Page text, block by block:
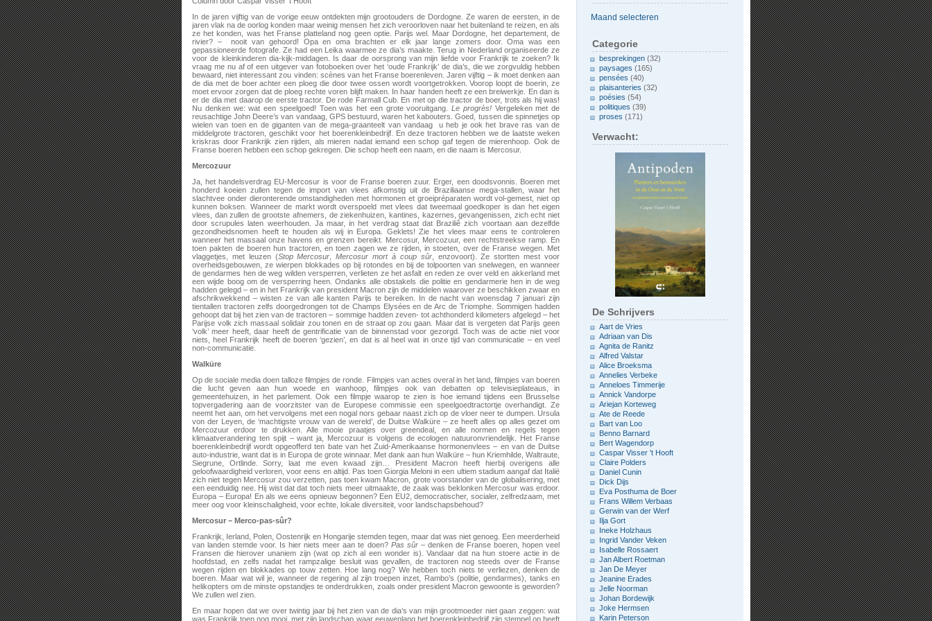
In de jaren vijftig van de vorige eeuw ontdekten mijn grootouders de Dordogne. Ze waren de eersten, in de
jaren vlak na de oorlog konden maar weinig mensen het zich veroorloven naar het buitenland te reizen, en als
ze het konden, was het Franse platteland nog geen optie. Parijs wel. Maar Dordogne, het departement, de
rivier? – nooit van gehoord! Opa en oma brachten er elk jaar lange zomers door. Oma was een
gepassioneerde fotografe. Ze had een Leika waarmee ze dia’s maakte. Terug in Nederland organiseerde ze
voor de kleinkinderen dia-kijk-middagen. Is daar de oorsprong van mijn liefde voor Frankrijk te zoeken? Ik
vraag me nu af of een uitgever van fotoboeken over het ‘oude Frankrijk’ de dia’s, die we zorgvuldig hebben
bewaard, niet interessant zou vinden: scènes van het Franse boerenleven. Jaren vijftig – ik moet denken aan
de dia met de boer achter een ploeg die door twee ossen wordt voortgetrokken. Voorop loopt de boerin, ze
moet ervoor zorgen dat de ploeg rechte voren blijft maken. In haar handen heeft ze een breiwerkje. En dan is
er de dia met daarop de eerste tractor. De rode Farmall Cub. En met op die tractor de boer, trots als hij was!
Nu denken we: wat een speelgoed! Toen was het een grote vooruitgang. Le progrès!Vergeleken met de
reusachtige John Deere’s van vandaag, GPS bestuurd, waren het kabouters. Goed, tussen die spinnetjes op
wielen van toen en de giganten van de mega-graanteelt van vandaag u heb je ook het brave ras van de
middelgrote tractoren, geschikt voor het boerenkleinbedrijf. En deze tractoren hebben we de laatste weken
kriskras door Frankrijk zien rijden, als mieren nadat iemand een schop gaf tegen de mierenhoop. Ook de
Franse boeren hebben een schop gekregen. Die schop heeft een naam, en die naam is Mercosur.
Mercozuur
Ja, het handelsverdrag EU-Mercosur is voor de Franse boeren zuur. Erger, een doodsvonnis. Boeren met
honderd koeien zullen tegen de import van vlees afkomstig uit de Braziliaanse mega-stallen, waar het
slachtvee onder dieronterende omstandigheden met hormonen et groeipréparaten wordt vol-gemest, niet op
kunnen boksen. Wanneer de markt wordt overspoeld met vlees dat tweemaal goedkoper is dan het eigen
vlees, dan zullen de grootste afnemers, de ziekenhuizen, kantines, kazernes, gevangenissen, zich echt niet
door scrupules laten weerhouden. Ja maar, in het verdrag staat dat Braziliê zich voortaan aan dezelfde
gezondheidsnomen heeft te houden als wij in Europa. Geklets! Zie het vlees maar eens te controleren
wanneer het massaal onze havens en grenzen bereikt. Mercosur, Mercozuur, een rechtstreekse ramp. En
toen pakten de boeren hun tractoren, en toen zagen we ze rijden, in stoeten, over de Franse wegen. Met
vlaggetjes, met leuzen (Stop Mercosur ,Mercosur mort à coup sûr, enzovoort). Ze stortten mest voor
overheidsgebouwen, ze wierpen blokkades op bij rotondes en bij de tolpoorten van snelwegen, en wanneer
de gendarmes hen de weg wilden versperren, verlieten ze het asfalt en reden ze over veld en akkerland met
een wijde boog om de versperring heen. Ondanks alle obstakels die politie en gendarmerie hen in de weg
hadden gelegd – en in het Frankrijk van president Macron zijn de middelen waarover ze beschikken zwaar en
afschrikwekkend – wisten ze van alle kanten Parijs te bereiken. In de nacht van woensdag 7 januari zijn
tientallen tractoren zelfs doorgedrongen tot de Champs Elysées en de Arc de Triomphe. Sommigen hadden
gehoopt dat bij het zien van de tractoren – sommige hadden zeven- tot achthonderd kilometers afgelegd – het
Parijse volk zich massaal solidair zou tonen en de straat op zou gaan. Maar dat is vergeten dat Parijs geen
‘volk’ meer heeft, daar heeft de gentrificatie van de binnenstad voor gezorgd. Toch was de actie niet voor
niets, heel Frankrijk heeft de boeren ‘gezien’, en dat is al heel wat in onze tijd van communicatie – en veel
non-communicatie.
Walküre
Op de sociale media doen talloze filmpjes de ronde. Filmpjes van acties overal in het land, filmpjes van boeren
die lucht geven aan hun woede en wanhoop, filmpjes ook van debatten op televisieplateaus, in
gemeentehuizen, in het parlement. Ook een filmpje waarop te zien is hoe iemand tijdens een Brusselse
topvergadering aan de voorzitster van de Europese commissie een speelgoedtractortje overhandigt. Ze
neemt het aan, om het vervolgens met een nogal nors gebaar naast zich op de vloer neer te dumpen. Ursula
von der Leyen, de ‘machtigste vrouw van de wereld’, de Duitse Walküre – ze heeft alles op alles gezet om
Mercozuur erdoor te drukken. Alle mooie praatjes over greendeal, en alle normen en regels tegen
klimaatverandering ten spijt – want ja, Mercozuur is volgens de ecologen natuuronvriendelijk. Het Franse
boerenkleinbedrijf wordt opgeofferd ten bate van het Zuid-Amerikaanse hormonenvlees – en van de Duitse
auto-industrie, want dat is in Europa de grote winnaar. Met dank aan hun Walküre – hun Kriemhilde, Waltraute,
Siegrune, Ortlinde. Sorry, laat me even kwaad zijn… President Macron heeft hierbij overigens alle
geloofwaardigheid verloren, voor eens en altijd. Pas toen Giorgia Meloni in een ultiem stadium aangaf dat Italië
zich niet tegen Mercosur zou verzetten, pas toen kwam Macron, grote voorstander van de globalisering, met
een eenduidig nee. Hij wist dat dat toch niets meer uitmaakte, de zaak was beklonken Mercosur was erdoor.
Europa – Europa! En als we eens opnieuw begonnen? Een EU2, democratischer, socialer, zelfredzaam, met
meer oog voor kleinschaligheid, voor echte, lokale diversiteit, voor landschapsbehoud?
Mercosur – Merco-pas-sûr?
Frankrijk, Ierland, Polen, Oostenrijk en Hongarije stemden tegen, maar dat was niet genoeg. Een meerderheid
van landen stemde voor. Is hier niets meer aan te doen? Pas sûr– denken de Franse boeren, hopen veel
Fransen die hierover unaniem zijn (wat op zich al een wonder is). Vandaar dat na hun stoere actie in de
hoofdstad, en zelfs nadat het rampzalige besluit was gevallen, de tractoren nog steeds over de Franse
wegen rijden en blokkades op touw zetten. Hoe lang nog? We hebben toch niets te verliezen, denken de
boeren. Maar wat wil je, wanneer de regering al zijn troepen inzet, Rambo’s (politie, gendarmes), tanks en
helikopters om de minste opstandjes te onderdrukken, zoals onder president Macron gewoonte is geworden?
We zullen wel zien.
En maar hopen dat we over twintig jaar bij het zien van de dia’s van mijn grootmoeder niet gaan zeggen: wat
was Frankrijk toen nog mooi, met zijn landschap waar eeuwenlang het boerenkleinbedrijf zijn stempel op heeft
Categorie
besprekingen (32)
paysages (165)
pensées (40)
plaisanteries (32)
poésies (54)
politiques (39)
proses (171)
Verwacht:
De Schrijvers
Aart de Vries
Adriaan van Dis
Agnita de Ranitz
Alfred Valstar
Alice Broeksma
Annelies Verbeke
Anneloes Timmerije
Annick Vandorpe
Ariejan Korteweg
Ate de Reede
Bart van Loo
Benno Barnard
Bert Wagendorp
Caspar Visser 't Hooft
Claire Polders
Daniel Cunin
Dick Dijs
Eva Posthuma de Boer
Frans Willem Verbaas
Gerwin van der Werf
Ilja Gort
Ineke Holzhaus
Ingrid Vander Veken
Isabelle Rossaert
Jan Albert Roetman
Jan De Meyer
Jeanine Erades
Jelle Noorman
Johan Bordewijk
Joke Hermsen
Karin Peterson